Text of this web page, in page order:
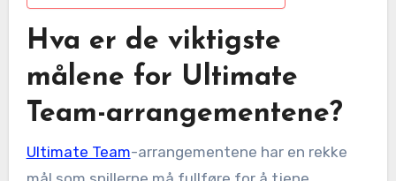
Hva er de viktigste
målene for Ultimate
Team-arrangementene?
Ultimate Team-arrangementene har en rekke